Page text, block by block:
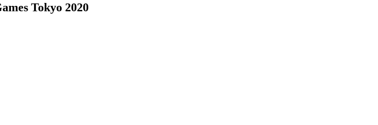
Tokyo 2020